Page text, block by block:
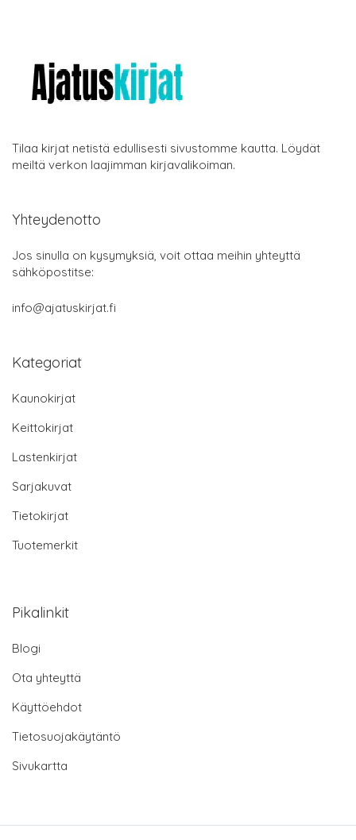
Tilaa kirjat netistä edullisesti sivustomme kautta. Löydät
meiltä verkon laajimman kirjavalikoiman.
Yhteydenotto
Jos sinulla on kysymyksiä, voit ottaa meihin yhteyttä
sähköpostitse:
info@ajatuskirjat.fi
Kategoriat
Kaunokirjat
Keittokirjat
Lastenkirjat
Sarjakuvat
Tietokirjat
Tuotemerkit
Pikalinkit
Blogi
Ota yhteyttä
Käyttöehdot
Tietosuojakäytäntö
Sivukartta